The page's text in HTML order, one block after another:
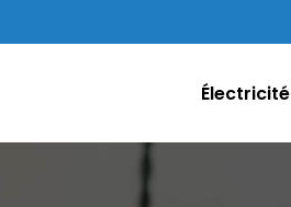
Électricité